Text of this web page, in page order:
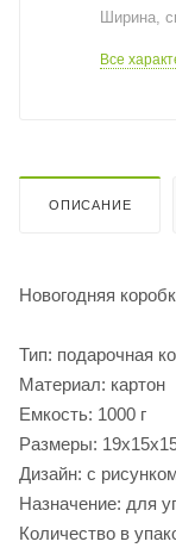
Ширина,
Все
ОПИСАНИЕ
Новогодняя
Тип: подарочная
Материал: картон
Емкость: 1000 г
Размеры:
Дизайн: с
Назначение: для
Количество в